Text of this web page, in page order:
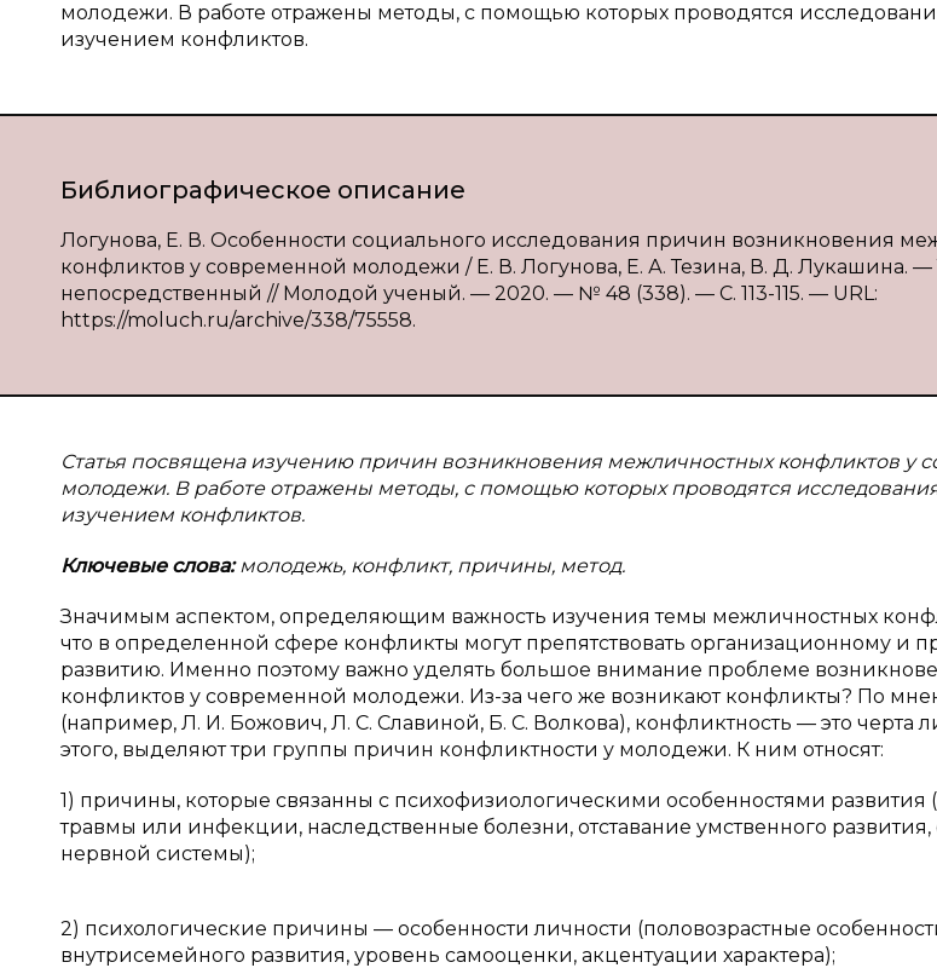
молодежи. В работе отражены методы, с помощью которых проводятся
изучением конфликтов.
Библиографическое описание
Логунова, Е. В. Особенности социального исследования причин возникновения
конфликтов у современной молодежи / Е. В. Логунова, Е. А. Тезина, В. Д. Лукашина. —
непосредственный // Молодой ученый. — 2020. — № 48 (338). — С. 113-115. — URL:
https://moluch.ru/archive/338/75558.
Статья посвящена изучению причин возникновения межличностных конфликтов у
молодежи. В работе отражены методы, с помощью которых проводятся
изучением конфликтов.
Ключевые слова:молодежь, конфликт, причины, метод.
Значимым аспектом, определяющим важность изучения темы межличностных
что в определенной сфере конфликты могут препятствовать организационному и
развитию. Именно поэтому важно уделять большое внимание проблеме
конфликтов у современной молодежи. Из-за чего же возникают конфликты? По
(например, Л. И. Божович, Л. С. Славиной, Б. С. Волкова), конфликтность — это черта
этого, выделяют три группы причин конфликтности у молодежи. К ним относят:
1) причины, которые связанны с психофизиологическими особенностями развития
травмы или инфекции, наследственные болезни, отставание умственного развития,
нервной системы);
2) психологические причины — особенности личности (половозрастные
внутрисемейного развития, уровень самооценки, акцентуации характера);